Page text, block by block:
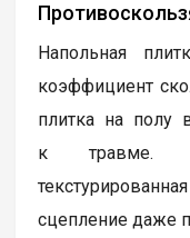
Напольная
коэффициент
плитка на полу
к травме.
сцепление даже